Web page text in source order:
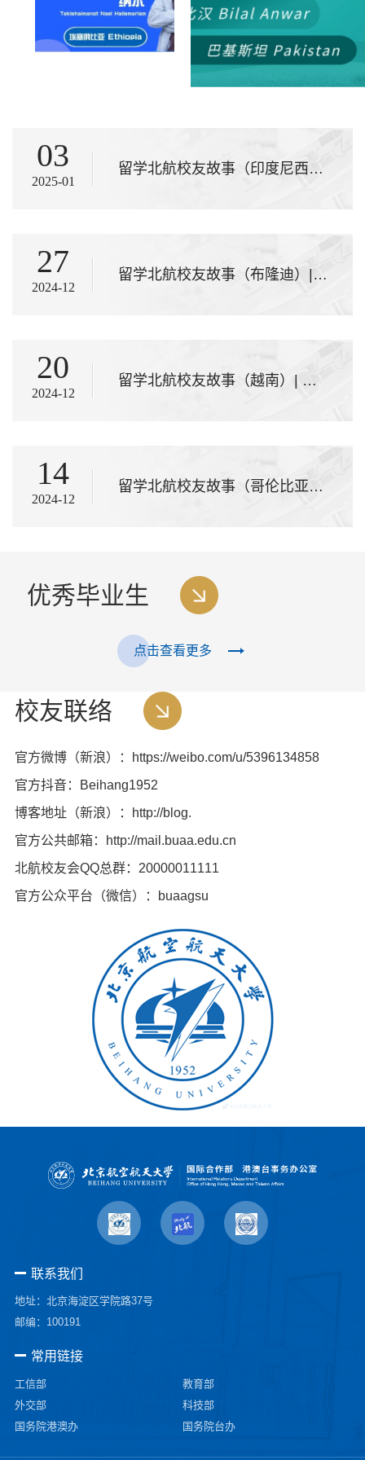
03
2025-01
留学北航校友故事（印度尼西亚）| 青春飞扬在北航，国际文化续新章
27
2024-12
留学北航校友故事（布隆迪）| 飞雪连天求学路，笑书北航中非情
20
2024-12
留学北航校友故事（越南）| 从河内到北京的旅程——追逐我的梦想
14
2024-12
留学北航校友故事（哥伦比亚） | 从“你好”到技术专家：伊万的北航之路
优秀毕业生
点击查看更多
校友联络
官方微博（新浪）：https://weibo.com/u/5396134858
官方抖音：Beihang1952
博客地址（新浪）：http://blog.
官方公共邮箱：http://mail.buaa.edu.cn
北航校友会QQ总群：20000011111
官方公众平台（微信）：buaagsu
联系我们
地址：北京海淀区学院路37号
邮编：100191
常用链接
工信部
教育部
外交部
科技部
国务院港澳办
国务院台办